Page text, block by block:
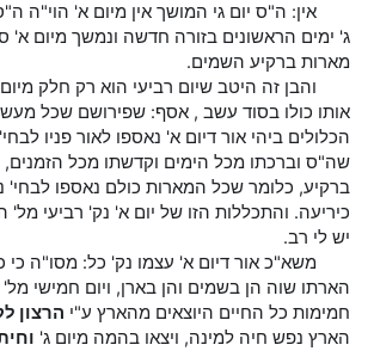
אין: ה"ס יום גי המושך אין מיום א' הוי"ה ה"ס
ג' ימים הראשונים בזורה חדשה ונמשך מיום א'
מארות ברקיע השמים.
והבן זה היטב שיום רביעי הוא רק חלק
אותו כולו בסוד עשב , אסף: שפירושם שכל
הכלולים ביהי אור דיום א' נאספו לאור פניו
שה"ס וברכתו מכל הימים וקדשתו מכל הזמנים,
ברקיע, כלומר שכל המארות כולם נאספו לבחי'
כיריעה. והתכללות הזו של יום א' נק' רביעי מל'
יש לי רב.
משא"כ אור דיום א' עצמו נק' כל: מסו"ה כי
הארתו שוה הן בשמים והן בארן, ויום חמישי מל'
חמימות כל החיים היוצאים מהארץ ע"י הרצון
הארץ נפש חיה למינה, ויצאו בהמה מיום ג'